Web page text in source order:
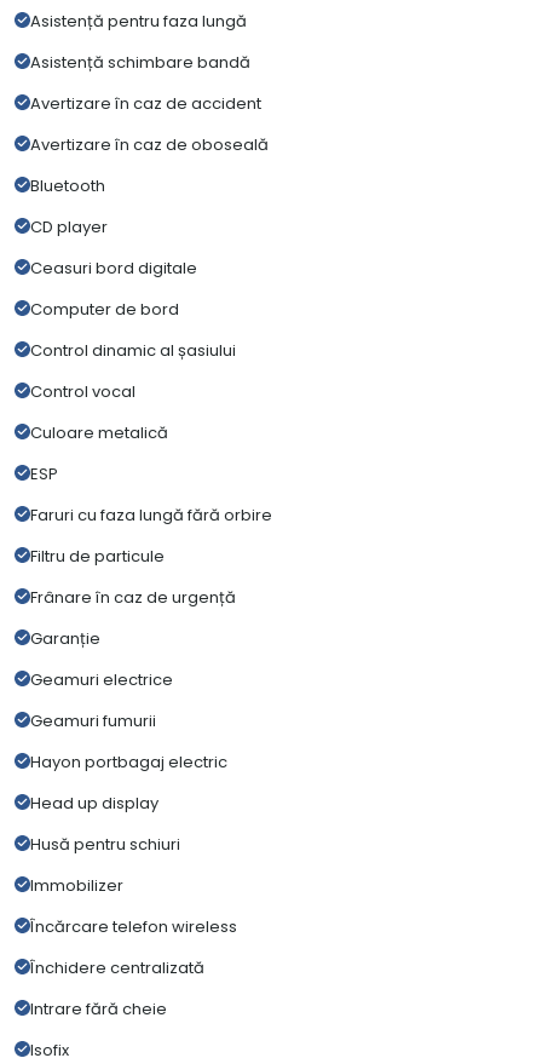
Asistență pentru faza lungă
Asistență schimbare bandă
Avertizare în caz de accident
Avertizare în caz de oboseală
Bluetooth
CD player
Ceasuri bord digitale
Computer de bord
Control dinamic al șasiului
Control vocal
Culoare metalică
ESP
Faruri cu faza lungă fără orbire
Filtru de particule
Frânare în caz de urgență
Garanție
Geamuri electrice
Geamuri fumurii
Hayon portbagaj electric
Head up display
Husă pentru schiuri
Immobilizer
Încărcare telefon wireless
Închidere centralizată
Intrare fără cheie
Isofix